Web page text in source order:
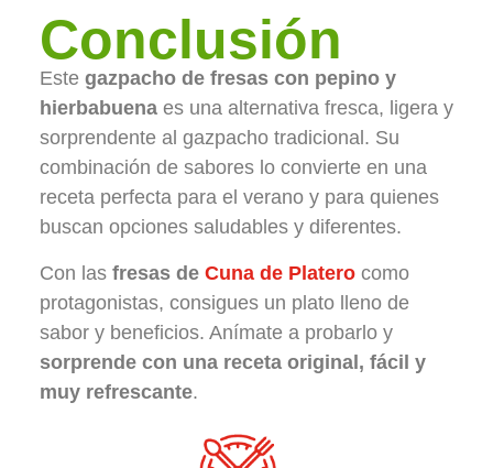
Conclusión
Este gazpacho de fresas con pepino y
hierbabuenaes una alternativa fresca, ligera y
sorprendente al gazpacho tradicional. Su
combinación de sabores lo convierte en una
receta perfecta para el verano y para quienes
buscan opciones saludables y diferentes.
Con las fresas de Cuna de Platerocomo
protagonistas, consigues un plato lleno de
sabor y beneficios. Anímate a probarlo y
sorprende con una receta original, fácil y
muy refrescante.